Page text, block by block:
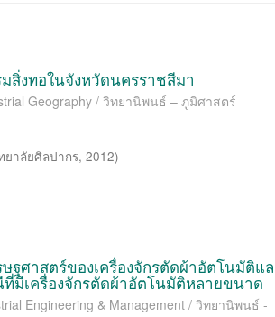
สิ่งทอในจังหวัดนครราชสีมา
Geography / วิทยานิพนธ์ – ภูมิศาสตร์
ยาลัยศิลปากร,2012)
ฐศาสตร์ของเครื่องจักรตัดผ้าอัตโนมัติแ
มีเครื่องจักรตัดผ้าอัตโนมัติหลายขนาด
Engineering & Management / วิทยานิพนธ์ -